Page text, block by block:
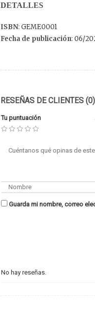
DETALLES
ISBN: GEME0001
Fecha de publicación: 06/
RESEÑAS DE CLIENTES (0)
Tu puntuación
Guarda mi nombre, correo
No hay reseñas.